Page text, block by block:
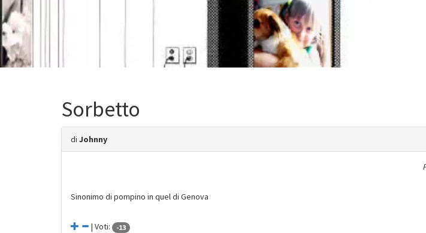
Sorbetto
di Johnny
Sinonimo di pompino in quel di Genova
| Voti: -13